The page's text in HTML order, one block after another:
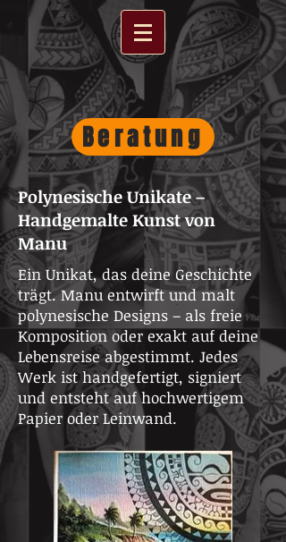
Beratung
Polynesische Unikate –
Handgemalte Kunst von
Manu
Ein Unikat, das deine Geschichte
trägt. Manu entwirft und malt
polynesische Designs – als freie
Komposition oder exakt auf deine
Lebensreise abgestimmt. Jedes
Werk ist handgefertigt, signiert
und entsteht auf hochwertigem
Papier oder Leinwand.